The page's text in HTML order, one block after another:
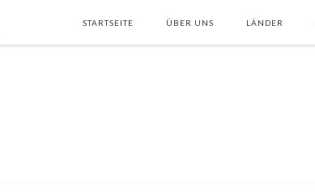
STARTSEITE ÜBER UNS LÄNDER